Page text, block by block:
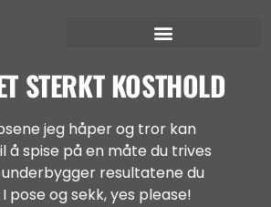
STERKT KOSTHOLD
jeg håper og tror kan
å spise på en måte du trives
resultatene du
pose og sekk, yes please!